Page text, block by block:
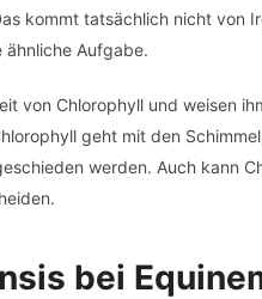
kommt tatsächlich nicht von
ähnliche Aufgabe.
von Chlorophyll und weisen
geht mit den
werden. Auch kann
bei